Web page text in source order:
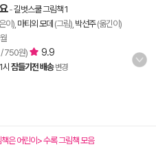
-길벗스쿨 그림책 1
이), 마티외 모데 (그림), 박선주(옮긴이)
/ 750원) 9.9
잠들기전 배송 변경
은 어린이> 수록 그림책 모음